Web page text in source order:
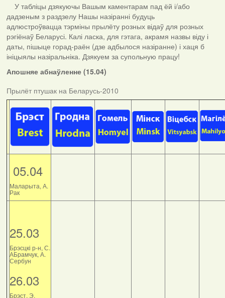
У табліцы дзякуючы Вашым каментарам пад ёй і/або
дадзеным з раздзелу Нашы назіранні будуць
адлюстроўвацца тэрміны прылёту розных відаў для розных
рэгіёнаў Беларусі. Калі ласка, для гэтага, акрамя назвы віду і
даты, пішыце горад-раён (дзе адбылося назіранне) і хаця б
ініцыялы назіральніка. Дзякуем за супольную працу!
Апошняе абнаўленне (15.04)
Прылёт птушак на Беларусь-2010
05.04
Маларыта, А.
Рак
25.03
Брэсцкі р-н, С.
АБрамчук, А.
Сербун
26.03
Брэст, Э.